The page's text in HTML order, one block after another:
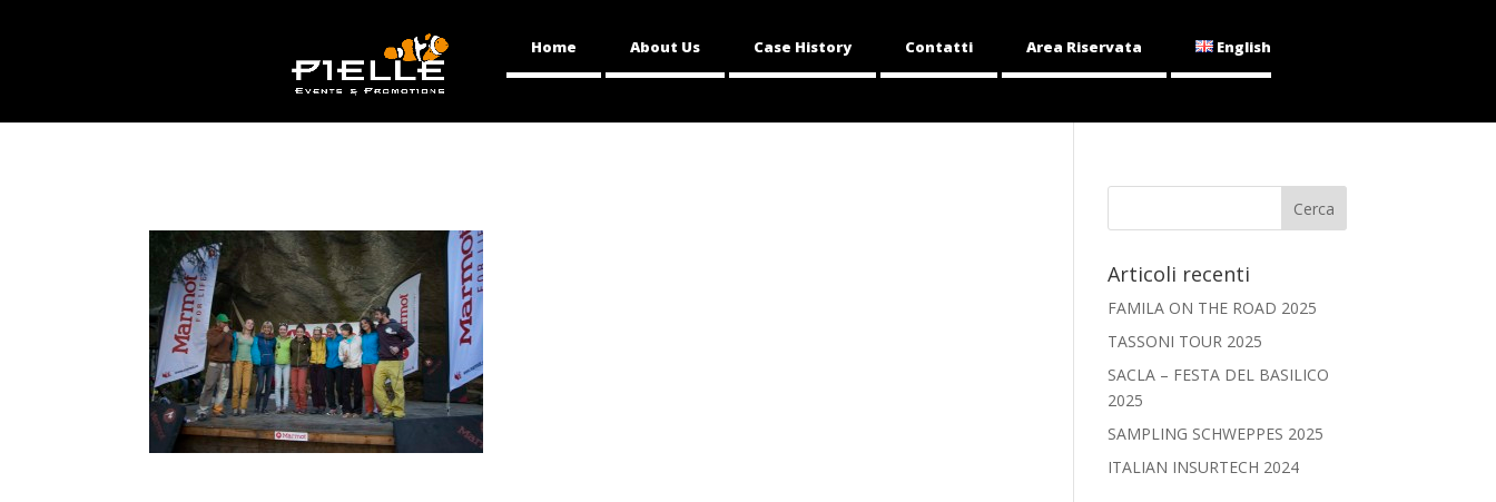
Home About Us Case History Contatti Area Riservata English
Articoli recenti
FAMILA ON THE ROAD 2025
TASSONI TOUR 2025
SACLA – FESTA DEL BASILICO
2025
SAMPLING SCHWEPPES 2025
ITALIAN INSURTECH 2024